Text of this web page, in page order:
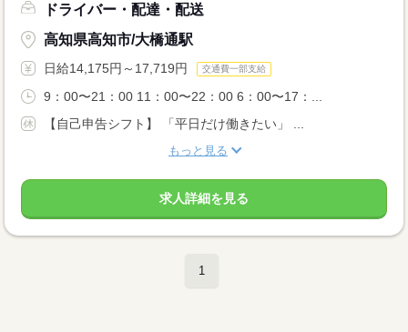
ドライバー・配達・配送
高知県高知市/大橋通駅
日給14,175円～17,719円 交通費一部支給
9：00〜21：00 11：00〜22：00 6：00〜17：...
【自己申告シフト】 「平日だけ働きたい」 ...
もっと見る
求人詳細を見る
1